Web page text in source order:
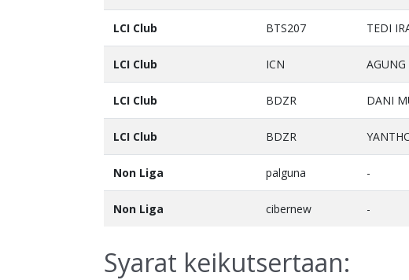
LCI Club BTS207 TEDI
LCI Club ICN
LCI Club BDZR DANI
LCI Club BDZR
Non Liga palguna -
Non Liga cibernew -
Syarat keikutsertaan: